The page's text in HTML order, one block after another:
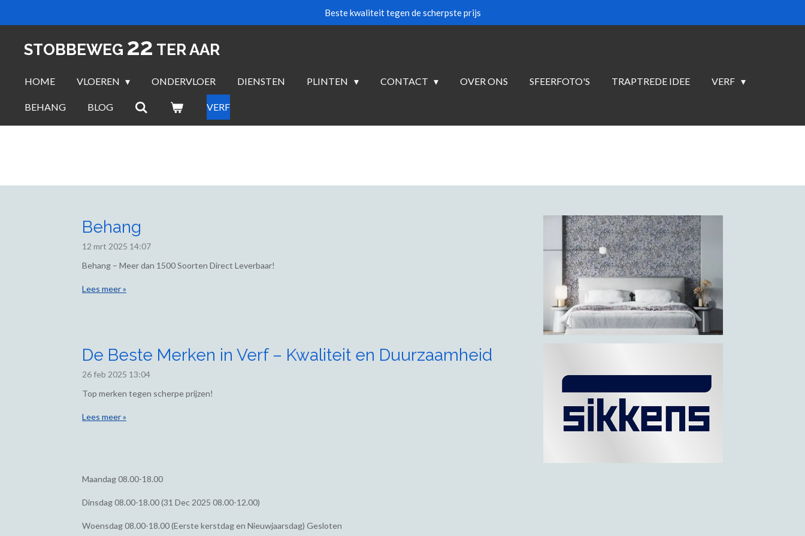
hoofdinhoud
Beste kwaliteit tegen de scherpste prijs
STOBBEWEG 22 TER AAR
HOME VLOEREN ONDERVLOER DIENSTEN PLINTEN CONTACT OVER ONS SFEERFOTO'S TRAPTREDE IDEE VERF
BEHANG BLOG VERF
Behang
12 mrt 2025 14:07
Behang – Meer dan 1500 Soorten Direct Leverbaar!
Lees meer »
De Beste Merken in Verf – Kwaliteit en Duurzaamheid
26 feb 2025 13:04
Top merken tegen scherpe prijzen!
Lees meer »
Maandag08.00-18.00
Dinsdag08.00-18.00 (31 Dec 2025 08.00-12.00)
Woensdag08.00-18.00 (Eerste kerstdag en Nieuwjaarsdag) Gesloten